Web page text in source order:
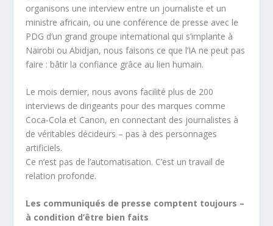
organisons une interview entre un journaliste et un
ministre africain, ou une conférence de presse avec le
PDG d’un grand groupe international qui s’implante à
Nairobi ou Abidjan, nous faisons ce que l’IA ne peut pas
faire : bâtir la confiance grâce au lien humain.
Le mois dernier, nous avons facilité plus de 200
interviews de dirigeants pour des marques comme
Coca-Cola et Canon, en connectant des journalistes à
de véritables décideurs – pas à des personnages
artificiels.
Ce n’est pas de l’automatisation. C’est un travail de
relation profonde.
Les communiqués de presse comptent toujours –
à condition d’être bien faits